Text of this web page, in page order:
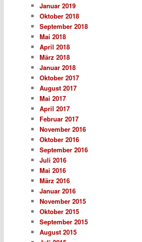
Januar 2019
Oktober 2018
September 2018
Mai 2018
April 2018
März 2018
Januar 2018
Oktober 2017
August 2017
Mai 2017
April 2017
Februar 2017
November 2016
Oktober 2016
September 2016
Juli 2016
Mai 2016
März 2016
Januar 2016
November 2015
Oktober 2015
September 2015
August 2015